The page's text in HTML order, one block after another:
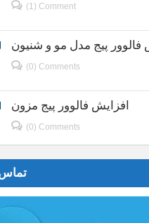
(1) Comment
فالوور پیج مدل مو و شنیون
(0) Comments
افزایش فالوور پیج مزون
(0) Comments
تماس